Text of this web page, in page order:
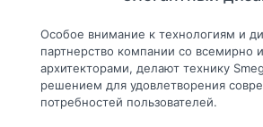
Особое внимание к технологиям и
партнерство компании со всемирно
архитекторами, делают технику
решением для удовлетворения
потребностей пользователей.